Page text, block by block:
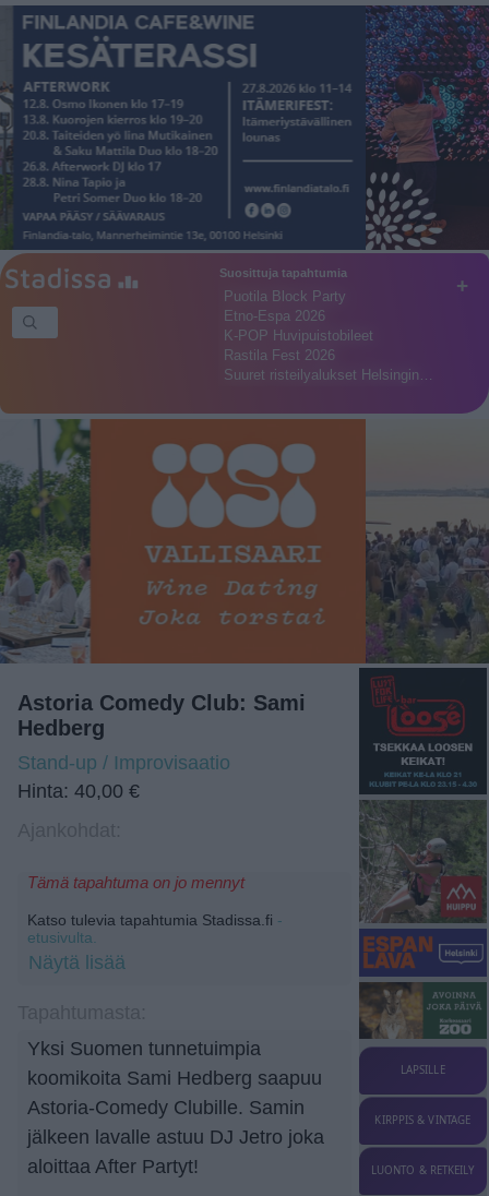
+
Suosittuja tapahtumia
Puotila Block Party
Etno-Espa 2026
K-POP Huvipuistobileet
Rastila Fest 2026
Suuret risteilyalukset Helsingin…
Astoria Comedy Club: Sami
Hedberg
Stand-up / Improvisaatio
Hinta: 40,00 €
Tämä tapahtuma on jo mennyt
Katso tulevia tapahtumia Stadissa.fi -
etusivulta.
Näytä lisää
Yksi Suomen tunnetuimpia
koomikoita Sami Hedberg saapuu
Astoria-Comedy Clubille. Samin
jälkeen lavalle astuu DJ Jetro joka
aloittaa After Partyt!
LAPSILLE
KIRPPIS & VINTAGE
LUONTO & RETKEILY